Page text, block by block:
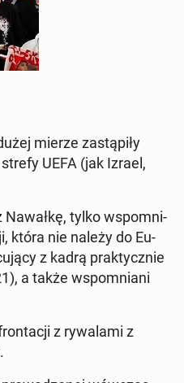
mierze za­stąpiły
UEFA (jak Izrael,
Nawałkę, tylko wspom­ni­
która nie należy do Eu­
z kadrą prak­ty­cznie
a także wspom­ni­ani
z ry­wala­mi z